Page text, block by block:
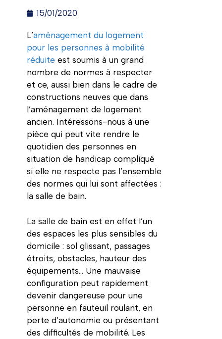
15/01/2020
L’aménagement du logement
pour les personnes à mobilité
réduite est soumis à un grand
nombre de normes à respecter
et ce, aussi bien dans le cadre de
constructions neuves que dans
l’aménagement de logement
ancien. Intéressons-nous à une
pièce qui peut vite rendre le
quotidien des personnes en
situation de handicap compliqué
si elle ne respecte pas l’ensemble
des normes qui lui sont affectées :
la salle de bain.
La salle de bain est en effet l’un
des espaces les plus sensibles du
domicile : sol glissant, passages
étroits, obstacles, hauteur des
équipements… Une mauvaise
configuration peut rapidement
devenir dangereuse pour une
personne en fauteuil roulant, en
perte d’autonomie ou présentant
des difficultés de mobilité. Les